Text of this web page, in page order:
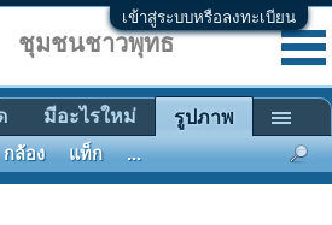
เข้าสู่ระบบหรือลงทะเบียน
ชุมชนชาวพุทธ
มีอะไรใหม่ รูปภาพ
กล้อง แท็ก ...